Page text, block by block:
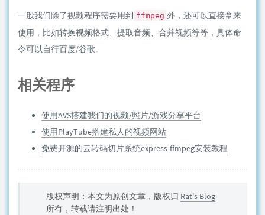
一般我们除了视频程序需要用到 ffmpeg 外，还可以直接拿来
使用，比如转换视频格式、提取音频、合并视频等等，具体命
令可以自行百度/谷歌。
相关程序
使用AVS搭建我们的视频/照片/游戏分享平台
使用PlayTube搭建私人的视频网站
免费开源的云转码切片系统express-ffmpeg安装教程
版权声明：本文为原创文章，版权归 Rat's Blog
所有，转载请注明出处！